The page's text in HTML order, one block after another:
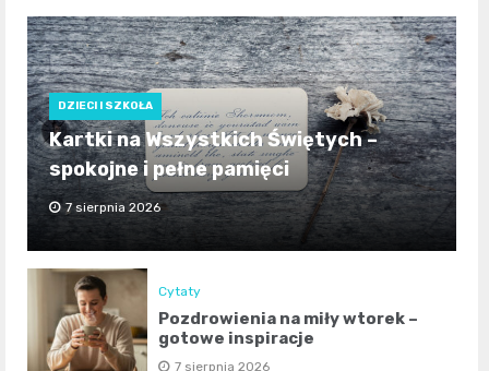
DZIECI I SZKOŁA
Kartki na Wszystkich Świętych –
spokojne i pełne pamięci
7 sierpnia 2026
Cytaty
Pozdrowienia na miły wtorek –
gotowe inspiracje
7 sierpnia 2026